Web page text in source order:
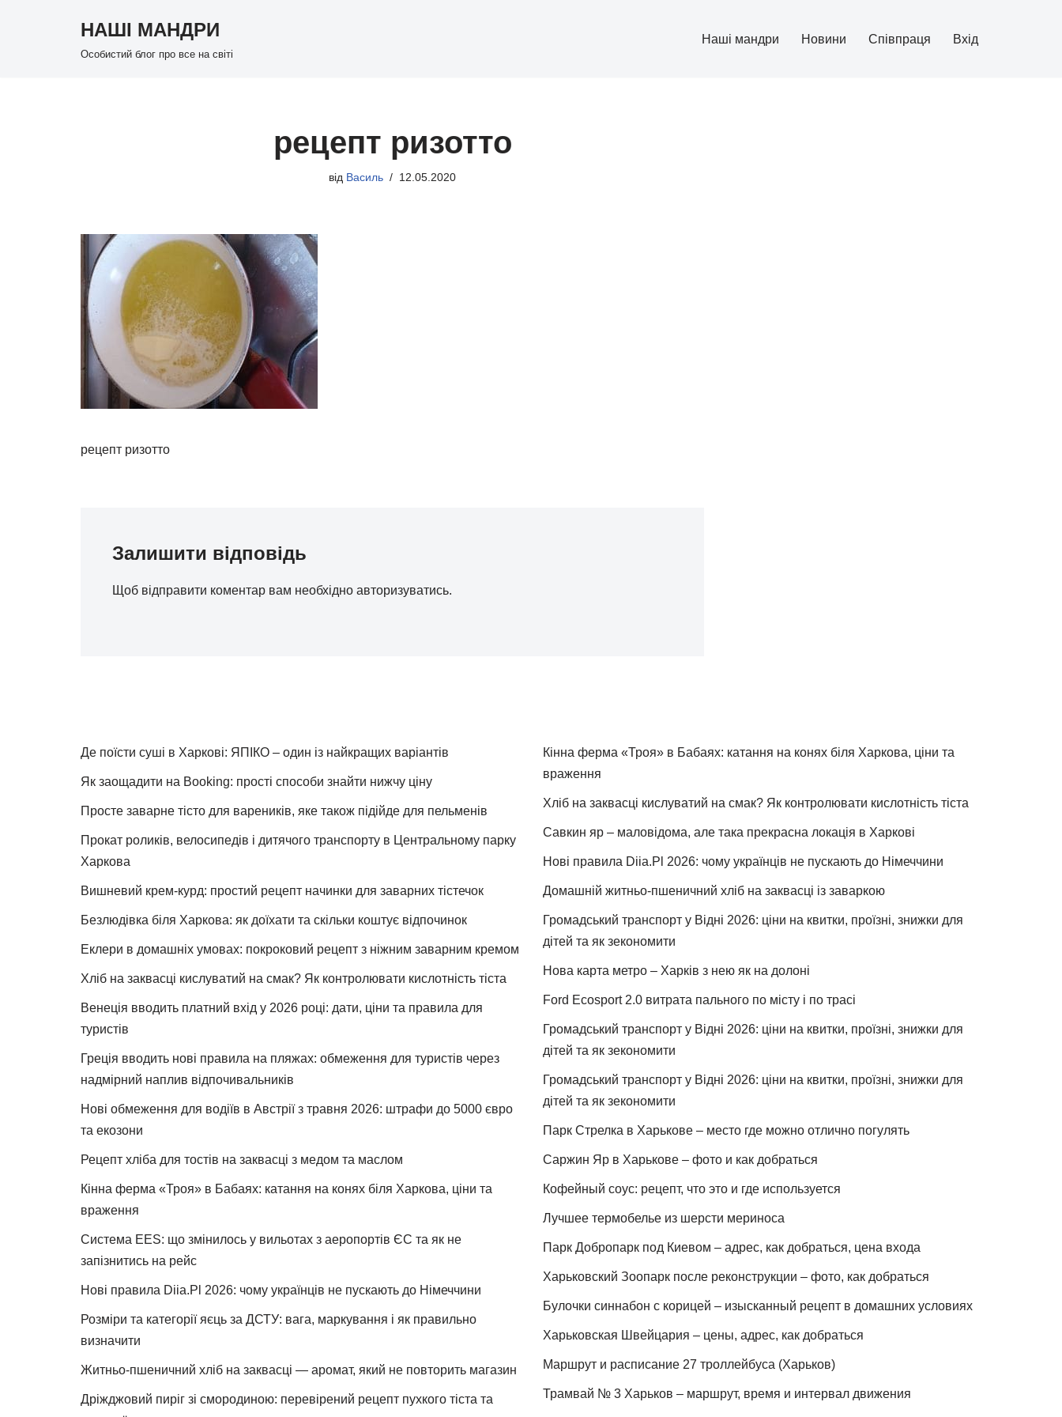
НАШІ МАНДРИ
Особистий блог про все на світі
Наші мандри Новини Співпраця Вхід
рецепт ризотто
від Василь 12.05.2020
рецепт ризотто
Залишити відповідь
Щоб відправити коментар вам необхідно авторизуватись.
Де поїсти суші в Харкові: ЯПІКО – один із найкращих варіантів
Як заощадити на Booking: прості способи знайти нижчу ціну
Просте заварне тісто для вареників, яке також підійде для пельменів
Прокат роликів, велосипедів і дитячого транспорту в Центральному парку
Харкова
Вишневий крем-курд: простий рецепт начинки для заварних тістечок
Безлюдівка біля Харкова: як доїхати та скільки коштує відпочинок
Еклери в домашніх умовах: покроковий рецепт з ніжним заварним кремом
Хліб на заквасці кислуватий на смак? Як контролювати кислотність тіста
Венеція вводить платний вхід у 2026 році: дати, ціни та правила для
туристів
Греція вводить нові правила на пляжах: обмеження для туристів через
надмірний наплив відпочивальників
Нові обмеження для водіїв в Австрії з травня 2026: штрафи до 5000 євро
та екозони
Рецепт хліба для тостів на заквасці з медом та маслом
Кінна ферма «Троя» в Бабаях: катання на конях біля Харкова, ціни та
враження
Система EES: що змінилось у вильотах з аеропортів ЄС та як не
запізнитись на рейс
Нові правила Diia.Pl 2026: чому українців не пускають до Німеччини
Розміри та категорії яєць за ДСТУ: вага, маркування і як правильно
визначити
Житньо-пшеничний хліб на заквасці — аромат, який не повторить магазин
Дріжджовий пиріг зі смородиною: перевірений рецепт пухкого тіста та
Кінна ферма «Троя» в Бабаях: катання на конях біля Харкова, ціни та
враження
Хліб на заквасці кислуватий на смак? Як контролювати кислотність тіста
Савкин яр – маловідома, але така прекрасна локація в Харкові
Нові правила Diia.Pl 2026: чому українців не пускають до Німеччини
Домашній житньо-пшеничний хліб на заквасці із заваркою
Громадський транспорт у Відні 2026: ціни на квитки, проїзні, знижки для
дітей та як зекономити
Нова карта метро – Харків з нею як на долоні
Ford Ecosport 2.0 витрата пального по місту і по трасі
Громадський транспорт у Відні 2026: ціни на квитки, проїзні, знижки для
дітей та як зекономити
Громадський транспорт у Відні 2026: ціни на квитки, проїзні, знижки для
дітей та як зекономити
Парк Стрелка в Харькове – место где можно отлично погулять
Саржин Яр в Харькове – фото и как добраться
Кофейный соус: рецепт, что это и где используется
Лучшее термобелье из шерсти мериноса
Парк Добропарк под Киевом – адрес, как добраться, цена входа
Харьковский Зоопарк после реконструкции – фото, как добраться
Булочки синнабон с корицей – изысканный рецепт в домашних условиях
Харьковская Швейцария – цены, адрес, как добраться
Маршрут и расписание 27 троллейбуса (Харьков)
Трамвай № 3 Харьков – маршрут, время и интервал движения